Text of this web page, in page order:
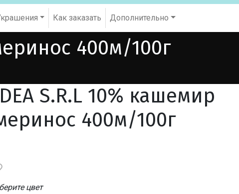
Как заказать Дополнительно
400м/100г
S.R.L 10% кашемир
400м/100г
цвет